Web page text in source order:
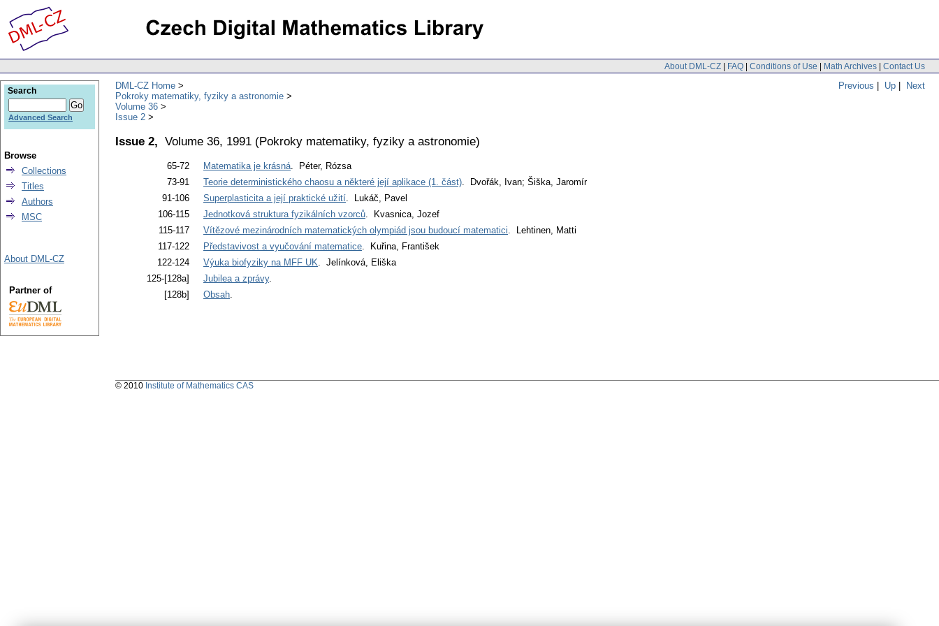
About DML-CZ | FAQ | Conditions of Use | Math Archives | Contact Us
Previous | Up | Next
DML-CZ Home
Pokroky matematiky, fyziky a astronomie
Volume 36
Issue 2
Issue 2, Volume 36, 1991 (Pokroky matematiky, fyziky a astronomie)
65-72 Matematika je krásná. Péter, Rózsa
73-91
Teorie deterministického chaosu a některé její aplikace (1. část). Dvořák, Ivan; Šiška, Jaromír
91-106
Superplasticita a její praktické užití. Lukáč, Pavel
106-115
Jednotková struktura fyzikálních vzorců. Kvasnica, Jozef
115-117
Vítězové mezinárodních matematických olympiád jsou budoucí matematici. Lehtinen, Matti
117-122
Představivost a vyučování matematice. Kuřina, František
122-124
Výuka biofyziky na MFF UK. Jelínková, Eliška
125-[128a]
Jubilea a zprávy.
[128b]
Obsah.
Search
Advanced Search
Browse
Collections
Titles
Authors
MSC
About DML-CZ
Partner of
© 2010 Institute of Mathematics CAS